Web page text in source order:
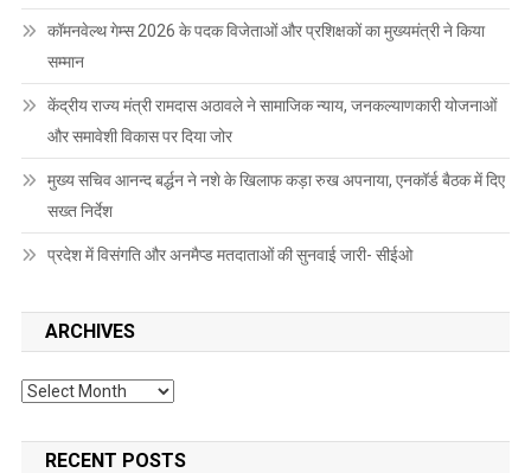
कॉमनवेल्थ गेम्स 2026 के पदक विजेताओं और प्रशिक्षकों का मुख्यमंत्री ने किया
सम्मान
केंद्रीय राज्य मंत्री रामदास अठावले ने सामाजिक न्याय, जनकल्याणकारी योजनाओं
और समावेशी विकास पर दिया जोर
मुख्य सचिव आनन्द बर्द्धन ने नशे के खिलाफ कड़ा रुख अपनाया, एनकॉर्ड बैठक में दिए
सख्त निर्देश
प्रदेश में विसंगति और अनमैप्ड मतदाताओं की सुनवाई जारी- सीईओ
ARCHIVES
Archives
RECENT POSTS